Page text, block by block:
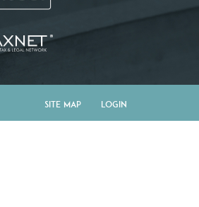
Site Map Login